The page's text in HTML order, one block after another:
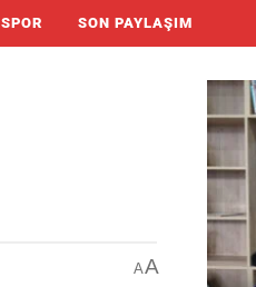
SPOR SON PAYLAŞIM
AA